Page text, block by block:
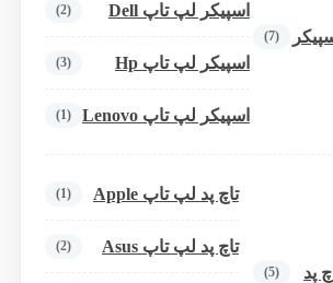
(7)
اسپیکر لپ تاپ Dell (2)
اسپیکر لپ تاپ Hp (3)
اسپیکر لپ تاپ Lenovo (1)
پد (5)
تاچ پد لپ تاپ Apple (1)
تاچ پد لپ تاپ Asus (2)